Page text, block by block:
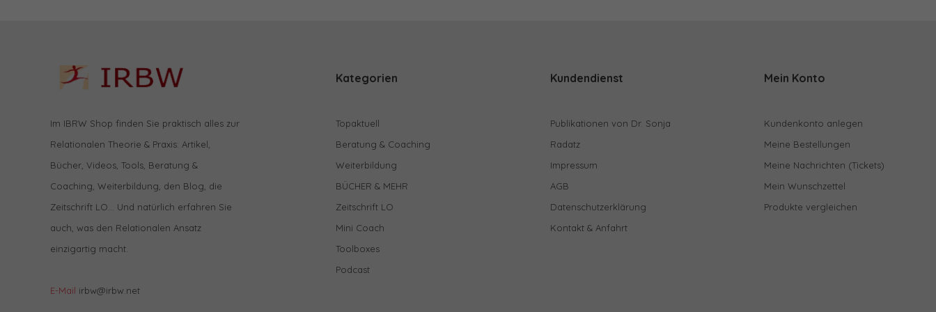
Im IBRW Shop finden Sie praktisch alles zur
Relationalen Theorie & Praxis: Artikel,
Bücher, Videos, Tools, Beratung &
Coaching, Weiterbildung, den Blog, die
Zeitschrift LO… Und natürlich erfahren Sie
auch, was den Relationalen Ansatz
einzigartig macht.
E-Mail irbw@irbw.net
Kategorien
Topaktuell
Beratung & Coaching
Weiterbildung
BÜCHER & MEHR
Zeitschrift LO
Mini Coach
Toolboxes
Podcast
Kundendienst
Publikationen von Dr. Sonja
Radatz
Impressum
AGB
Datenschutzerklärung
Kontakt & Anfahrt
Mein Konto
Kundenkonto anlegen
Meine Bestellungen
Meine Nachrichten (Tickets)
Mein Wunschzettel
Produkte vergleichen